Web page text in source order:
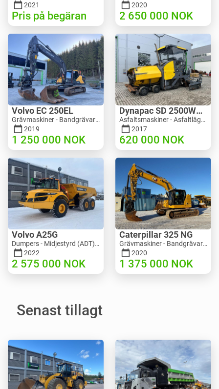
2021
Pris på begäran
2020
2 650 000 NOK
Volvo EC 250EL
Grävmaskiner - Bandgrävare | M981-8871 | RGTR26024
2019
1 250 000 NOK
Dynapac SD 2500WS Asfaltutlegger
Asfaltsmaskiner - Asfaltläggare | M094-8272 | RGTR26011
2017
620 000 NOK
Volvo A25G
Dumpers - Midjestyrd (ADT) | M453-2338 | RGTR25122
2022
2 575 000 NOK
Caterpillar 325 NG
Grävmaskiner - Bandgrävare | M811-5335 | RGTR25093
2020
1 375 000 NOK
Senast tillagt